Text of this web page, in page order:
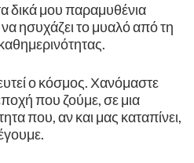
δικά μου παραμυθένια
ησυχάζει το μυαλό από τη
ο κόσμος. Χανόμαστε
που ζούμε, σε μια
που, αν και μας καταπίνει,